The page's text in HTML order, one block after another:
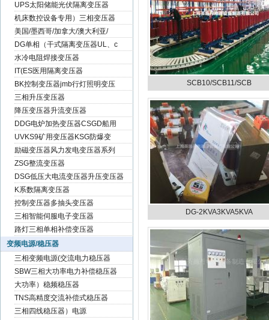
UPS太阳储能光伏隔离变压器
机床数控设备专用）三相变压器
美国/墨西哥/加拿大/澳大利亚/
DG单相（干式隔离变压器UL、c
水冷电阻焊接变压器
IT(ES医用隔离变压器
BK控制变压器jmb行灯照明变压
三相升压变压器
降压变压器升流变压器
DDG电炉加热变压器CSGD船用
UVKS9矿用变压器KSG防爆变
励磁变压器风力发电变压器系列
ZSG整流变压器
DSG低压大电流变压器升压变压器
K系数隔离变压器
控制变压器多抽头变压器
三相智能伺服电子变压器
路灯三相单相补偿变压器
变频电源/稳压器
三相变频电源(交流电力稳压器
SBW三相大功率电力补偿稳压器
大功率）稳频稳压器
TNS高精度交流补偿式稳压器
三相四线稳压器）电源
SCB10/SCB11/SCB
DG-2KVA3KVA5KVA